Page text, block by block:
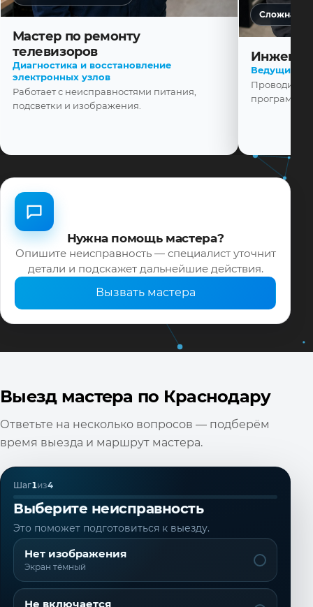
Мастер по ремонту
телевизоров
Диагностика и восстановление
электронных узлов
Работает с неисправностями питания,
подсветки и изображения.
Сложная
Ведущий
Проводит
Нужна помощь мастера?
Опишите неисправность — специалист уточнит
детали и подскажет дальнейшие действия.
Вызвать мастера
Выезд мастера по Краснодару
Ответьте на несколько вопросов — подберём
время выезда и маршрут мастера.
Шаг1из4
Выберите неисправность
Это поможет подготовиться к выезду.
Нет изображения
Экран тёмный
Не включается